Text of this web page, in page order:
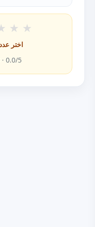
★ ★
اختر
0.0/5 ·